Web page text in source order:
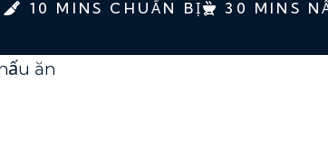
10 MINS CHUẨN BỊ 30 MINS
ăn